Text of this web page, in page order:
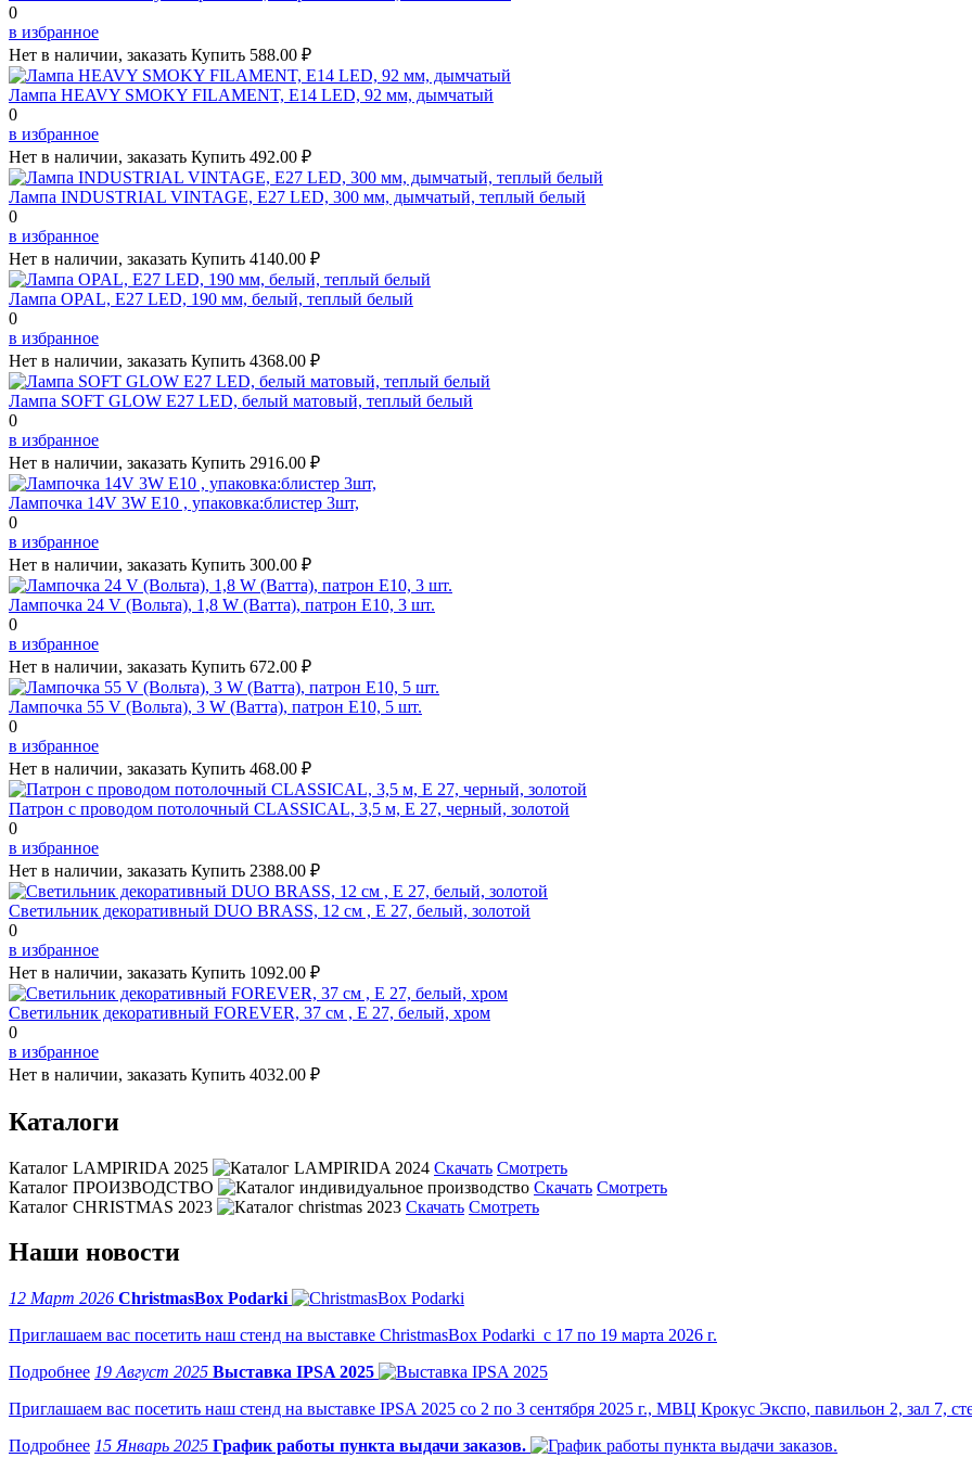
0
в избранное
Нет в наличии, заказать Купить 588.00 ₽
Лампа HEAVY SMOKY FILAMENT, Е14 LED, 92 мм, дымчатый
0
в избранное
Нет в наличии, заказать Купить 492.00 ₽
Лампа INDUSTRIAL VINTAGE, Е27 LED, 300 мм, дымчатый, теплый белый
0
в избранное
Нет в наличии, заказать Купить 4140.00 ₽
Лампа OPAL, Е27 LED, 190 мм, белый, теплый белый
0
в избранное
Нет в наличии, заказать Купить 4368.00 ₽
Лампа SOFT GLOW Е27 LED, белый матовый, теплый белый
0
в избранное
Нет в наличии, заказать Купить 2916.00 ₽
Лампочка 14V 3W E10 , упаковка:блистер 3шт,
0
в избранное
Нет в наличии, заказать Купить 300.00 ₽
Лампочка 24 V (Вольта), 1,8 W (Ватта), патрон Е10, 3 шт.
0
в избранное
Нет в наличии, заказать Купить 672.00 ₽
Лампочка 55 V (Вольта), 3 W (Ватта), патрон Е10, 5 шт.
0
в избранное
Нет в наличии, заказать Купить 468.00 ₽
Патрон с проводом потолочный CLASSICAL, 3,5 м, Е 27, черный, золотой
0
в избранное
Нет в наличии, заказать Купить 2388.00 ₽
Светильник декоративный DUO BRASS, 12 см , Е 27, белый, золотой
0
в избранное
Нет в наличии, заказать Купить 1092.00 ₽
Светильник декоративный FOREVER, 37 см , Е 27, белый, хром
0
в избранное
Нет в наличии, заказать Купить 4032.00 ₽
Каталоги
Каталог LAMPIRIDA 2025 Скачать Смотреть
Каталог ПРОИЗВОДСТВО
Скачать Смотреть
Каталог CHRISTMAS 2023
Скачать Смотреть
Наши новости
12 Март 2026 ChristmasBox Podarki
Приглашаем вас посетить наш стенд на выставке ChristmasBox Podarki с 17 по 19 марта 2026 г.
19 Август 2025 Выставка IPSA 2025
Приглашаем вас посетить наш стенд на выставке IPSA 2025 со 2 по 3 сентября 2025 г., МВЦ Крокус Экспо, павильон 2, зал 7,
15 Январь 2025 График работы пункта выдачи заказов.